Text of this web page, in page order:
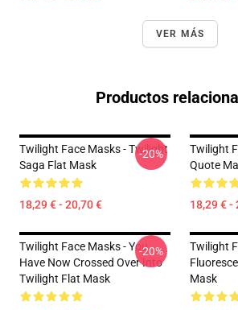
VER MÁS
Productos
Twilight Face Masks - Twilight
Saga Flat Mask
18,29 € - 20,70 €
-20%
Twilight
Quote
18,29 € -
Twilight Face Masks - You
Have Now Crossed Over Into
Twilight Flat Mask
-20%
Twilight
Mask